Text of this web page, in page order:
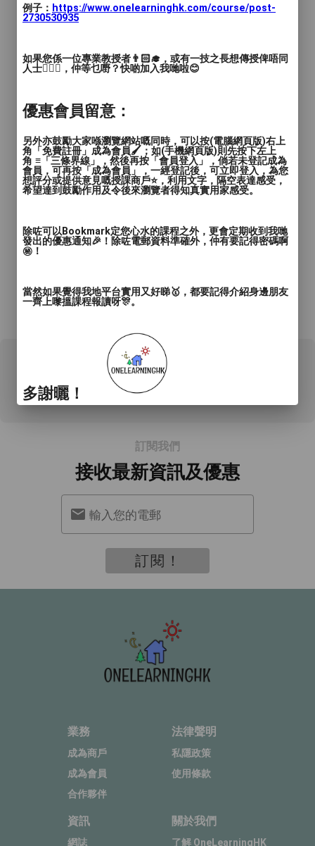
訂閱我們
接收最新資訊及優惠
輸入您的電郵
訂閱！
業務
成為商戶
成為會員
合作夥伴
法律聲明
私隱政策
使用條款
資訊
網誌
關於我們
了解 OneLearningHK
例子： https://www.onelearninghk.com/course/post-
2730530935
如果您係一位專業教授者👨🏻‍🎓，或有一技之長想傳授俾唔同
人士🙋🏻‍♂️，仲等乜嘢？快啲加入我哋啦😊
優惠會員留意：
另外亦鼓勵大家喺瀏覽網站嘅同時，可以按(電腦網頁版)右上
角「免費註冊」成為會員🖌️；如(手機網頁版)則先按下左上
角 ≡「三條界線」，然後再按「會員登入」，倘若未登記成為
會員，可再按「成為會員」，一經登記後，可立即登入，為您
想評分或提供意見嘅授課商戶⭐️，利用文字，隔空表達感受，
希望達到鼓勵作用及令後來瀏覽者得知真實用家感受。
除咗可以Bookmark定您心水的課程之外，更會定期收到我哋
發出的優惠通知🎉！除咗電郵資料準確外，仲有要記得密碼啊
㊙️！
當然如果覺得我地平台實用又好睇🥇，都要記得介紹身邊朋友
一齊上嚟搵課程報讀呀🎊。
多謝曬！